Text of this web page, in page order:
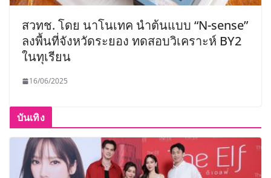
สวทช. โดย นาโนเทค นำต้นแบบ “N-sense”
ลงพื้นที่จังหวัดระยอง ทดสอบวิเคราะห์ BY2
ในทุเรียน
16/06/2025
บันเทิง